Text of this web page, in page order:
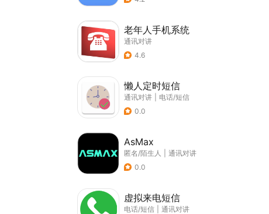
老年人手机系统
通讯对讲
4.6
懒人定时短信
通讯对讲
电话/短信
0.0
AsMax
匿名/陌生人
通讯对讲
0.0
虚拟来电短信
电话/短信
通讯对讲